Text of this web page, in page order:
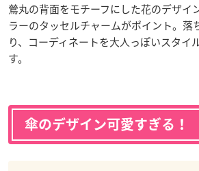
鶯丸の背面をモチーフにした花のデザイ
ラーのタッセルチャームがポイント。落
り、コーディネートを大人っぽいスタイ
す。
傘のデザイン可愛すぎる！